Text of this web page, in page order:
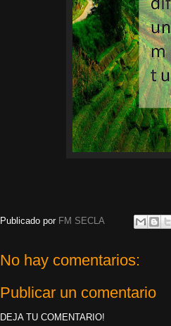
Publicado por FM SECLA
No hay comentarios:
Publicar un comentario
DEJA TU COMENTARIO!